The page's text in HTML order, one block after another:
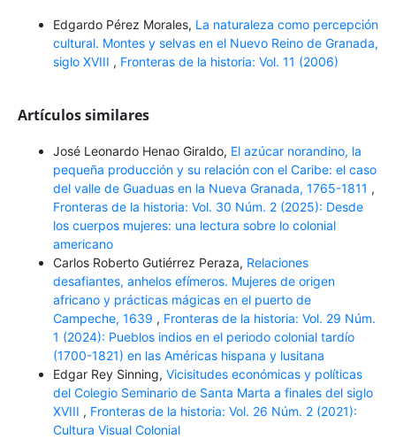
Edgardo Pérez Morales, La naturaleza como percepción
cultural. Montes y selvas en el Nuevo Reino de Granada,
siglo XVIII , Fronteras de la historia: Vol. 11 (2006)
Artículos similares
José Leonardo Henao Giraldo, El azúcar norandino, la
pequeña producción y su relación con el Caribe: el caso
del valle de Guaduas en la Nueva Granada, 1765-1811 ,
Fronteras de la historia: Vol. 30 Núm. 2 (2025): Desde
los cuerpos mujeres: una lectura sobre lo colonial
americano
Carlos Roberto Gutiérrez Peraza, Relaciones
desafiantes, anhelos efímeros. Mujeres de origen
africano y prácticas mágicas en el puerto de
Campeche, 1639 , Fronteras de la historia: Vol. 29 Núm.
1 (2024): Pueblos indios en el periodo colonial tardío
(1700-1821) en las Américas hispana y lusitana
Edgar Rey Sinning, Vicisitudes económicas y políticas
del Colegio Seminario de Santa Marta a finales del siglo
XVIII , Fronteras de la historia: Vol. 26 Núm. 2 (2021):
Cultura Visual Colonial